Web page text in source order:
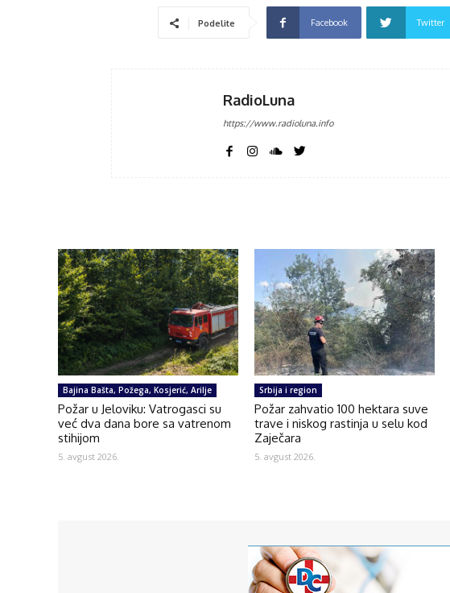
Podelite Facebook Twitter
RadioLuna
https://www.radioluna.info
Bajina Bašta, Požega, Kosjerić, Arilje
Požar u Jeloviku: Vatrogasci su
već dva dana bore sa vatrenom
stihijom
5. avgust 2026.
Srbija i region
Požar zahvatio 100 hektara suve
trave i niskog rastinja u selu kod
Zaječara
5. avgust 2026.